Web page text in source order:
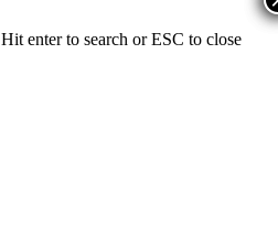
Hit enter to search or ESC to close